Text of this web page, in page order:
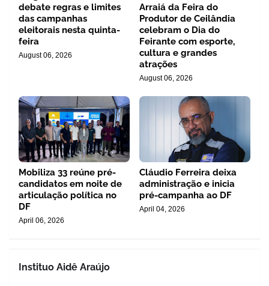
debate regras e limites
das campanhas
eleitorais nesta quinta-
feira
August 06, 2026
Arraiá da Feira do
Produtor de Ceilândia
celebram o Dia do
Feirante com esporte,
cultura e grandes
atrações
August 06, 2026
Mobiliza 33 reúne pré-
candidatos em noite de
articulação política no
DF
April 06, 2026
Cláudio Ferreira deixa
administração e inicia
pré-campanha ao DF
April 04, 2026
Instituo Aidê Araújo